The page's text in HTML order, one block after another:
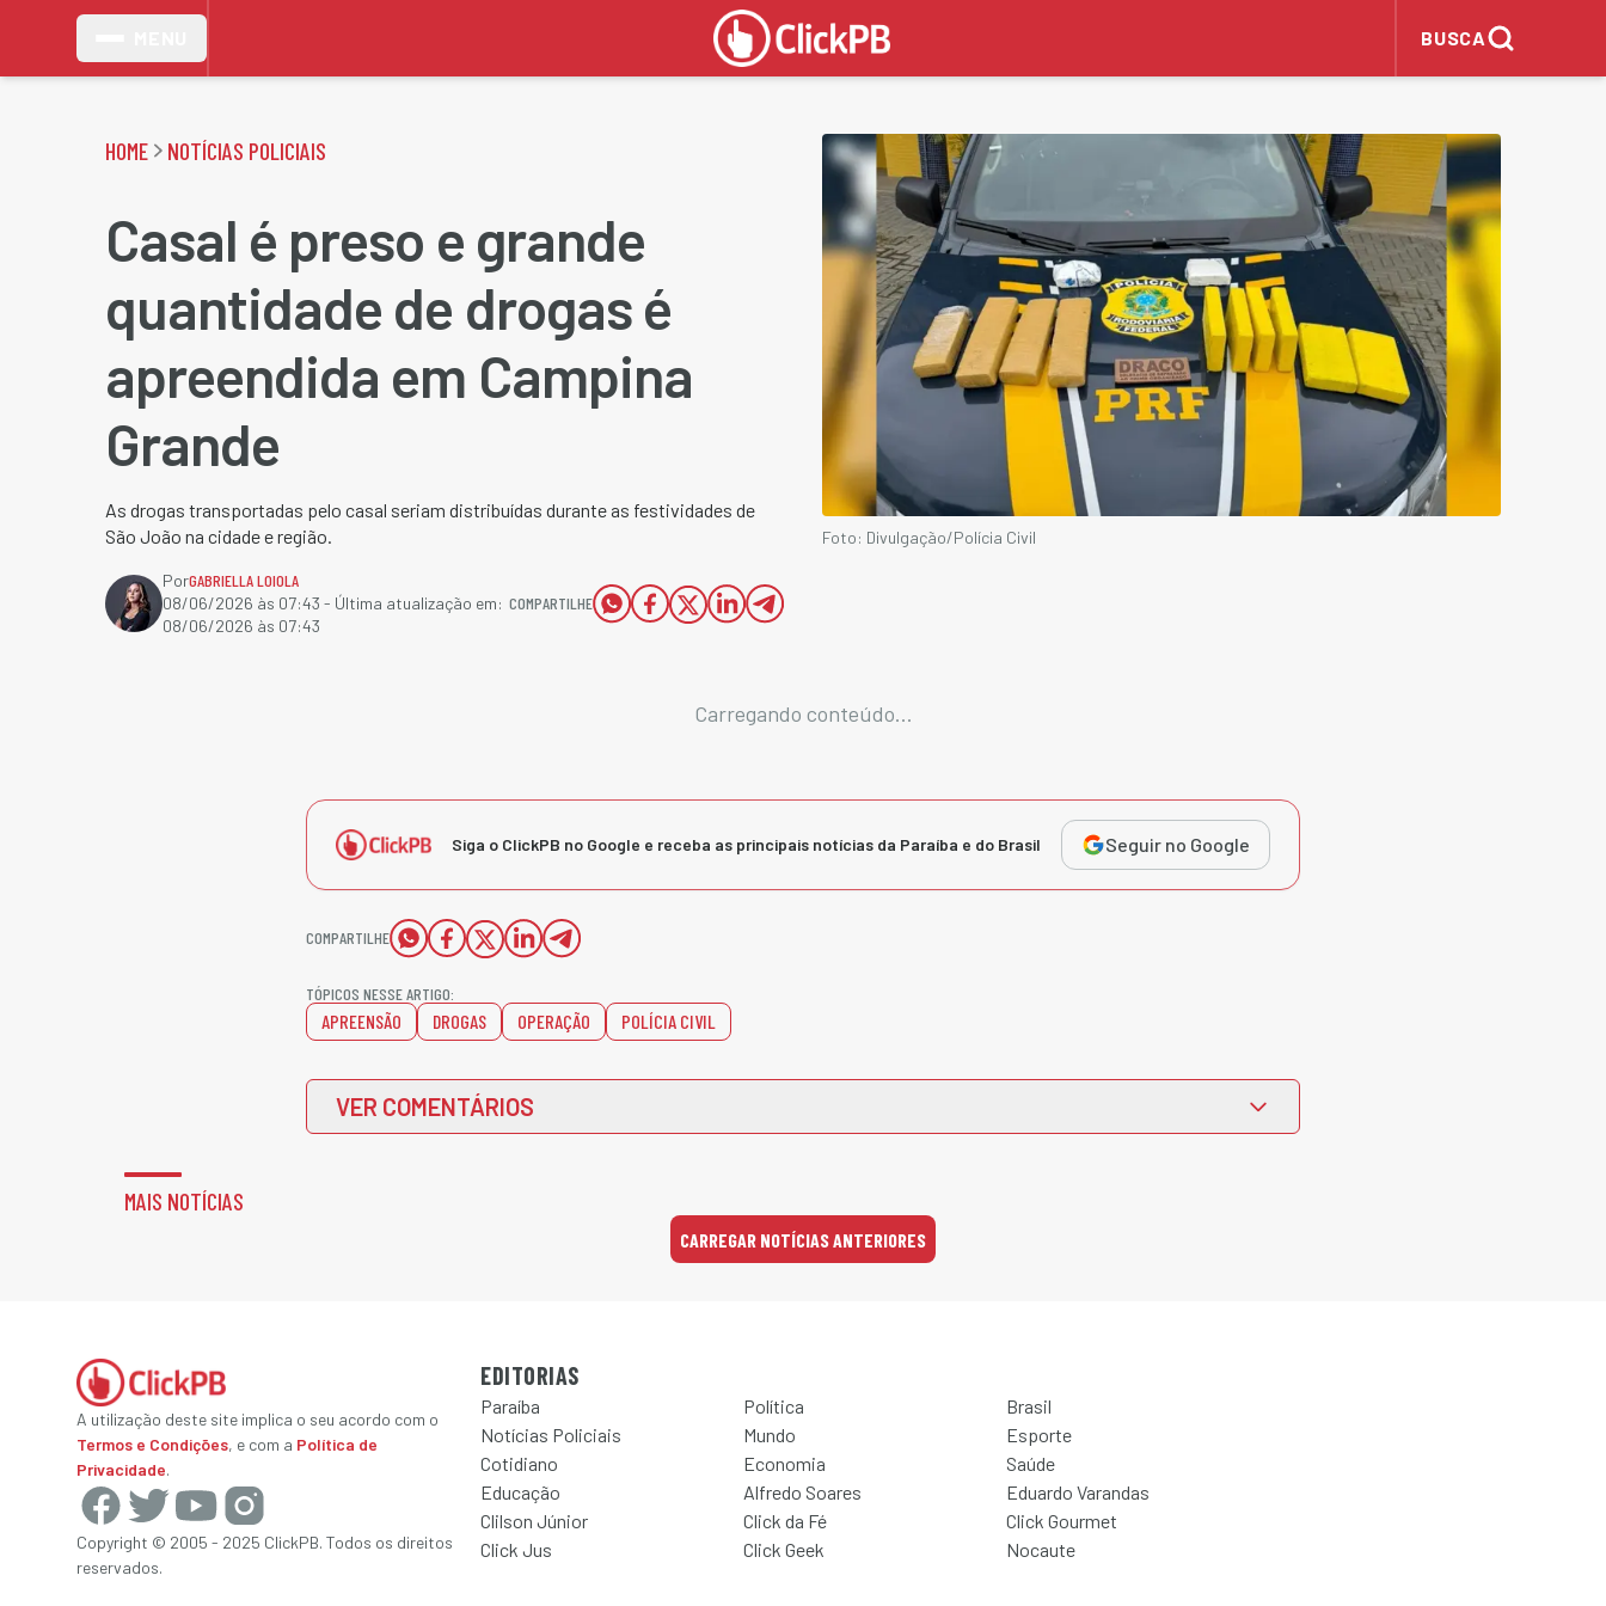
BUSCA
HOME NOTÍCIAS POLICIAIS
Casal é preso e grande
quantidade de drogas é
apreendida em Campina
Grande
As drogas transportadas pelo casal seriam distribuídas durante as festividades de
São João na cidade e região.
PorGABRIELLA LOIOLA
08/06/2026 às 07:43 - Última atualização em:
08/06/2026 às 07:43
COMPARTILHE
Foto: Divulgação/Polícia Civil
Carregando conteúdo...
Siga o ClickPB no Google e receba as principais notícias da Paraíba e do Brasil Seguir no Google
COMPARTILHE
TÓPICOS NESSE ARTIGO:
APREENSÃO DROGAS OPERAÇÃO POLÍCIA CIVIL
VER COMENTÁRIOS
MAIS NOTÍCIAS
CARREGAR NOTÍCIAS ANTERIORES
A utilização deste site implica o seu acordo com o
Termos e Condições, e com a Política de
Privacidade.
Copyright © 2005 - 2025 ClickPB. Todos os direitos
reservados.
EDITORIAS
Paraíba Política
Brasil
Notícias Policiais
Mundo
Esporte
Cotidiano
Economia
Saúde
Educação
Alfredo Soares
Eduardo Varandas
Clilson Júnior
Click da Fé
Click Gourmet
Click Jus
Click Geek Nocaute